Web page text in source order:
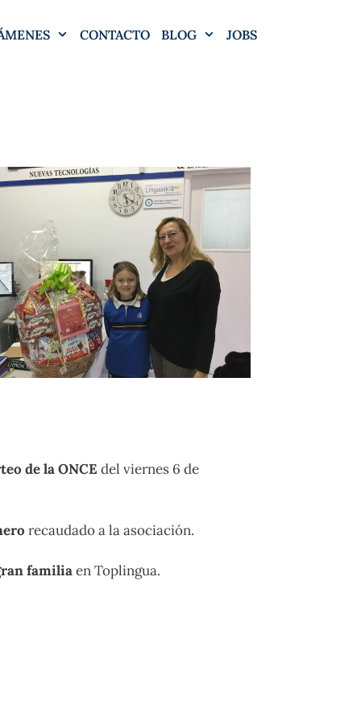
CONTACTO BLOG JOBS
de la ONCE del viernes 6 de
recaudado a la asociación.
familiaen Toplingua.